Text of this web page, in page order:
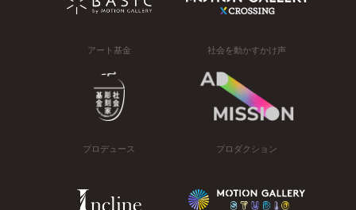
アート基金 社会を動かすかけ声
プロデュース プロダクション